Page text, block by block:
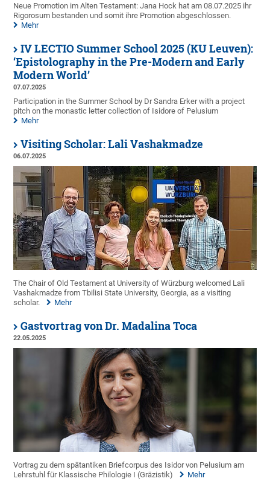
Neue Promotion im Alten Testament: Jana Hock hat am 08.07.2025 ihr
Rigorosum bestanden und somit ihre Promotion abgeschlossen.
Mehr
IV LECTIO Summer School 2025 (KU Leuven):
‘Epistolography in the Pre-Modern and Early
Modern World’
07.07.2025
Participation in the Summer School by Dr Sandra Erker with a project
pitch on the monastic letter collection of Isidore of Pelusium
Mehr
Visiting Scholar: Lali Vashakmadze
06.07.2025
The Chair of Old Testament at University of Würzburg welcomed Lali
Vashakmadze from Tbilisi State University, Georgia, as a visiting
scholar.
Mehr
Gastvortrag von Dr. Madalina Toca
22.05.2025
Vortrag zu dem spätantiken Briefcorpus des Isidor von Pelusium am
Lehrstuhl für Klassische Philologie I (Gräzistik)
Mehr